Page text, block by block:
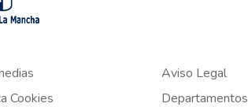
Aviso Legal
Cookies Departamentos